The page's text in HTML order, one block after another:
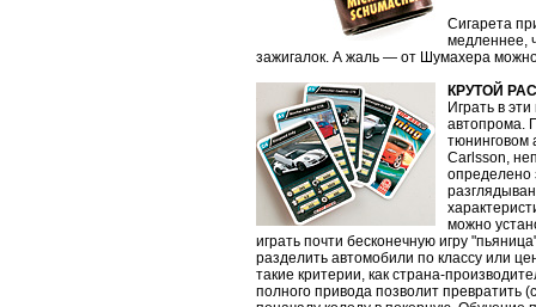
Сигарета
медленнее,
зажигалок. А жаль — от Шумахера
КРУТОЙ
Играть в
автопрома.
тюнинговом
Carlsson,
определено
можно
играть почти бесконечную игру
разделить автомобили по классу или
такие критерии, как страна-
полного привода позволит превратить